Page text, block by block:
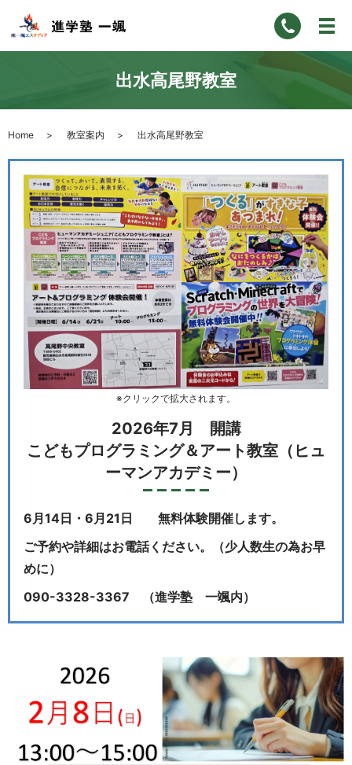
出水高尾野教室
Home 教室案内 出水高尾野教室
※クリックで拡大されます。
2026年7月 開講
こどもプログラミング＆アート教室（ヒュ
ーマンアカデミー）
6月14日・6月21日 無料体験開催します。
ご予約や詳細はお電話ください。（少人数生の為お早
めに）
090-3328-3367 （進学塾 一颯内）